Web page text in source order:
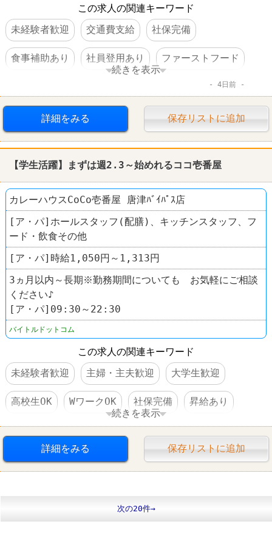
この求人の関連キーワード
未経験者歓迎
交通費支給 社保完備
食事補助あり 社員登用あり ファーストフード
続きを表示
4日前
詳細をみる 保存リストに追加
【学生活躍】まずは週2.3～始めれるココ壱番屋
カレーハウスCoCo壱番屋 唐津ﾊﾞｲﾊﾟｽ店
[ア・パ]ホールスタッフ(配膳)、キッチンスタッフ、フ
ード・飲食その他
[ア・パ]時給1,050円～1,313円
3ヵ月以内～長期※勤務期間についても お気軽にご相談
ください♪
[ア・パ]09:30～22:30
バイトルドットコム
この求人の関連キーワード
未経験者歓迎
主婦・主夫歓迎 大学生歓迎
高校生OK WワークOK 社保完備 昇給あり
扶養控除内のオシゴト 車・バイク通勤可
禁煙・分煙
続きを表示
詳細をみる 保存リストに追加
次の20件→